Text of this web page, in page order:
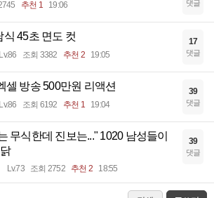
추천 1 19:06 댓글
식 45초 면도 컷
Lv.86 조회 3382 추천 2 19:05
17
댓글
셀 방송 500만원 리액션
Lv.86 조회 6192 추천 1 19:04
39
댓글
무식한데 진보는..." 1020 남성들이
Lv.73 조회 2752 추천 2 18:55
39
댓글